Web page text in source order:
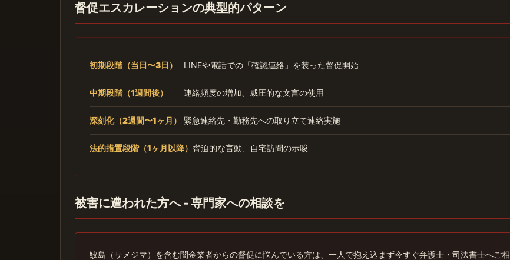
督促エスカレーションの典型的パターン
初期段階（当日〜3日） LINEや電話での「確認連絡」を装った督促開始
中期段階（1週間後） 連絡頻度の増加、威圧的な文言の使用
深刻化（2週間〜1ヶ月） 緊急連絡先・勤務先への取り立て連絡実施
法的措置段階（1ヶ月以降） 脅迫的な言動、自宅訪問の示唆
被害に遭われた方へ - 専門家への相談を
鮫島（サメジマ）を含む闇金業者からの督促に悩んでいる方は、一人で抱え込まず今すぐ弁護士・司法書士へご相